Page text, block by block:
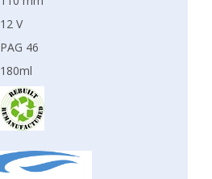
12 V
PAG 46
180ml